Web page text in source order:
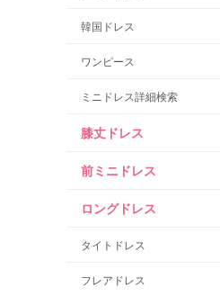
韓国ドレス
ワンピース
ミニドレス詳細検索
膝丈ドレス
前ミニドレス
ロングドレス
タイトドレス
フレアドレス